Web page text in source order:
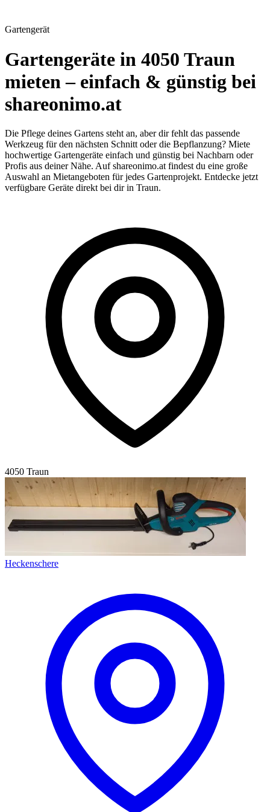
Gartengerät
Gartengeräte in 4050 Traun
mieten – einfach & günstig bei
shareonimo.at
Die Pflege deines Gartens steht an, aber dir fehlt das passende
Werkzeug für den nächsten Schnitt oder die Bepflanzung? Miete
hochwertige Gartengeräte einfach und günstig bei Nachbarn oder
Profis aus deiner Nähe. Auf shareonimo.at findest du eine große
Auswahl an Mietangeboten für jedes Gartenprojekt. Entdecke jetzt
verfügbare Geräte direkt bei dir in Traun.
4050 Traun
Heckenschere